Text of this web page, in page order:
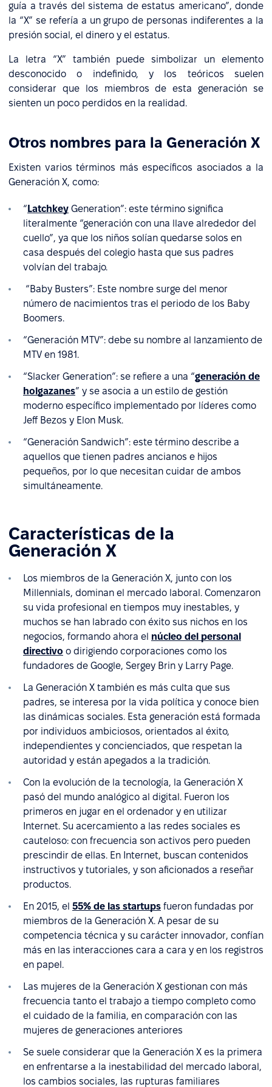
guía a través del sistema de estatus americano”, donde
la “X” se refería a un grupo de personas indiferentes a la
presión social, el dinero y el estatus.
La letra “X” también puede simbolizar un elemento
desconocido o indefinido, y los teóricos suelen
considerar que los miembros de esta generación se
sienten un poco perdidos en la realidad.
Otros nombres para la Generación X
Existen varios términos más específicos asociados a la
Generación X, como:
“ Latchkey Generation”: este término significa
literalmente “generación con una llave alrededor del
cuello”, ya que los niños solían quedarse solos en
casa después del colegio hasta que sus padres
volvían del trabajo.
“Baby Busters”: Este nombre surge del menor
número de nacimientos tras el periodo de los Baby
Boomers.
“Generación MTV”: debe su nombre al lanzamiento de
MTV en 1981.
“Slacker Generation”: se refiere a una “generación de
holgazanes” y se asocia a un estilo de gestión
moderno específico implementado por líderes como
Jeff Bezos y Elon Musk.
“Generación Sandwich”: este término describe a
aquellos que tienen padres ancianos e hijos
pequeños, por lo que necesitan cuidar de ambos
simultáneamente.
Características de la
Generación X
Los miembros de la Generación X, junto con los
Millennials, dominan el mercado laboral. Comenzaron
su vida profesional en tiempos muy inestables, y
muchos se han labrado con éxito sus nichos en los
negocios, formando ahora el núcleo del personal
directivo o dirigiendo corporaciones como los
fundadores de Google, Sergey Brin y Larry Page.
La Generación X también es más culta que sus
padres, se interesa por la vida política y conoce bien
las dinámicas sociales. Esta generación está formada
por individuos ambiciosos, orientados al éxito,
independientes y concienciados, que respetan la
autoridad y están apegados a la tradición.
Con la evolución de la tecnología, la Generación X
pasó del mundo analógico al digital. Fueron los
primeros en jugar en el ordenador y en utilizar
Internet. Su acercamiento a las redes sociales es
cauteloso: con frecuencia son activos pero pueden
prescindir de ellas. En Internet, buscan contenidos
instructivos y tutoriales, y son aficionados a reseñar
productos.
En 2015, el 55% de las startups fueron fundadas por
miembros de la Generación X. A pesar de su
competencia técnica y su carácter innovador, confían
más en las interacciones cara a cara y en los registros
en papel.
Las mujeres de la Generación X gestionan con más
frecuencia tanto el trabajo a tiempo completo como
el cuidado de la familia, en comparación con las
mujeres de generaciones anteriores
Se suele considerar que la Generación X es la primera
en enfrentarse a la inestabilidad del mercado laboral,
los cambios sociales, las rupturas familiares